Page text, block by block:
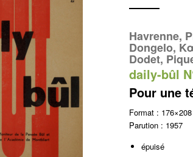
Havrenne,
Dongelo,
Dodet,
daily-bûl
Pour une
Format :
Parution : 1957
épuisé